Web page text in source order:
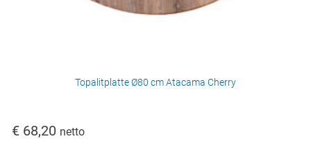
Topalitplatte Ø80 cm Atacama Cherry
€ 68,20 netto